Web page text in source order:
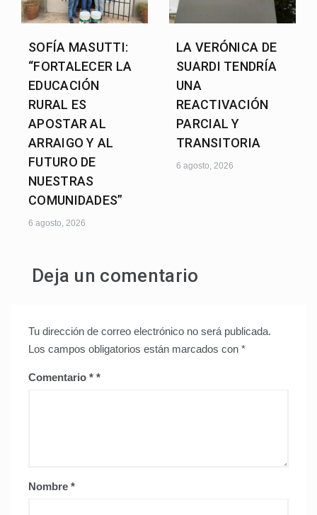
SOFÍA MASUTTI:
“FORTALECER LA
EDUCACIÓN
RURAL ES
APOSTAR AL
ARRAIGO Y AL
FUTURO DE
NUESTRAS
COMUNIDADES”
6 agosto, 2026
LA VERÓNICA DE
SUARDI TENDRÍA
UNA
REACTIVACIÓN
PARCIAL Y
TRANSITORIA
6 agosto, 2026
Deja un comentario
Tu dirección de correo electrónico no será publicada.
Los campos obligatorios están marcados con *
Comentario *
Nombre *